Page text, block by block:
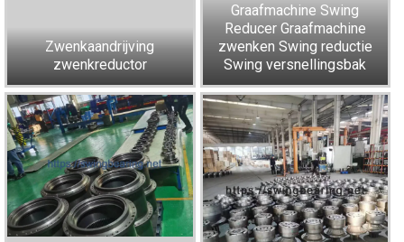
Zwenkaandrijving
zwenkreductor
Graafmachine Swing
Reducer Graafmachine
zwenken Swing reductie
Swing versnellingsbak